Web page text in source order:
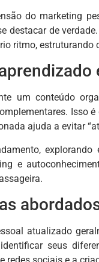
do marketing
destacar de
ritmo,
um conteúdo
Isso
ajuda a evitar
e
atualizado
seus